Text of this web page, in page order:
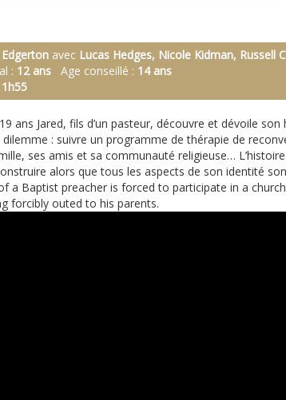
Edgerton avec Lucas Hedges, Nicole Kidman, Russell
: 12 ans Age conseillé : 14 ans
1h55
ans Jared, fils d’un pasteur, découvre et dévoile
dilemme : suivre un programme de thérapie de
ses amis et sa communauté religieuse…
alors que tous les aspects de son identité
a Baptist preacher is forced to participate in a
forcibly outed to his parents.